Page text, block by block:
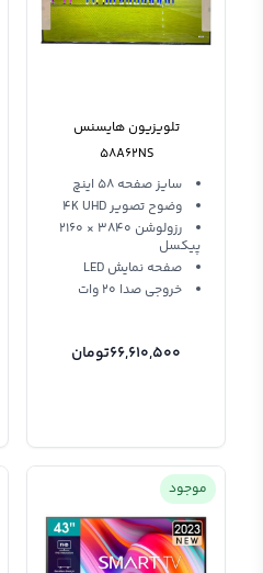
تلویزیون هایسنس
58A62NS
سایز صفحه 58 اینچ
وضوح تصویر 4K UHD
رزولوشن 3840 × 2160
پیکسل
صفحه نمایش LED
خروجی صدا 20 وات
66,610,500تومان
موجود